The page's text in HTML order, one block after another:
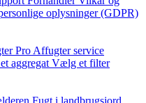
oplysninger (GDPR)
Pro Affugter service
aggregat Vælg et filter
Fugt i landbrugsjord